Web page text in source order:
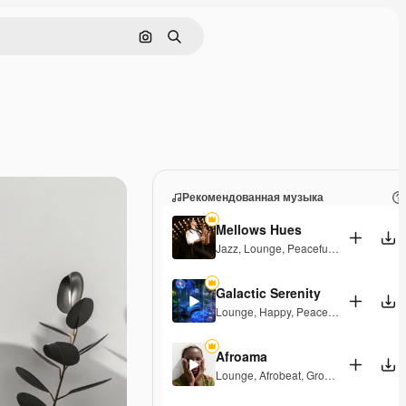
Поиск по изображению
Поиск
Рекомендованная музыка
Mellows Hues
Jazz, Lounge, Peaceful ,Playful
Galactic Serenity
Lounge, Happy, Peaceful
Afroama
Lounge, Afrobeat, Groovy Peaceful,